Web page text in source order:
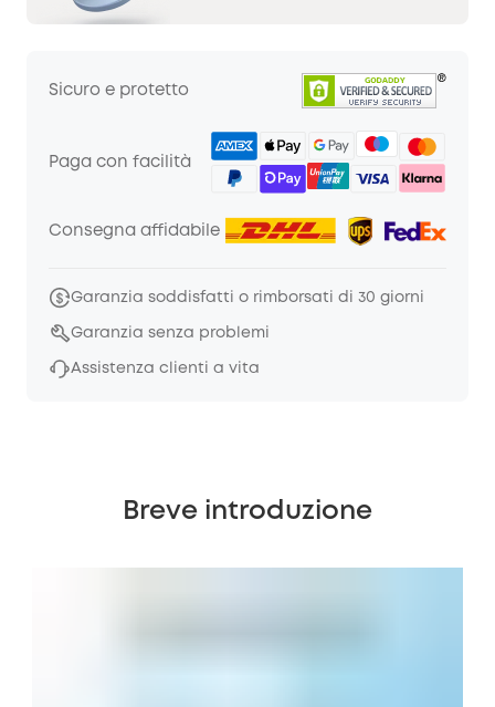
Sicuro e protetto
Paga con facilità
Consegna affidabile
Garanzia soddisfatti o rimborsati di 30 giorni
Garanzia senza problemi
Assistenza clienti a vita
Breve introduzione